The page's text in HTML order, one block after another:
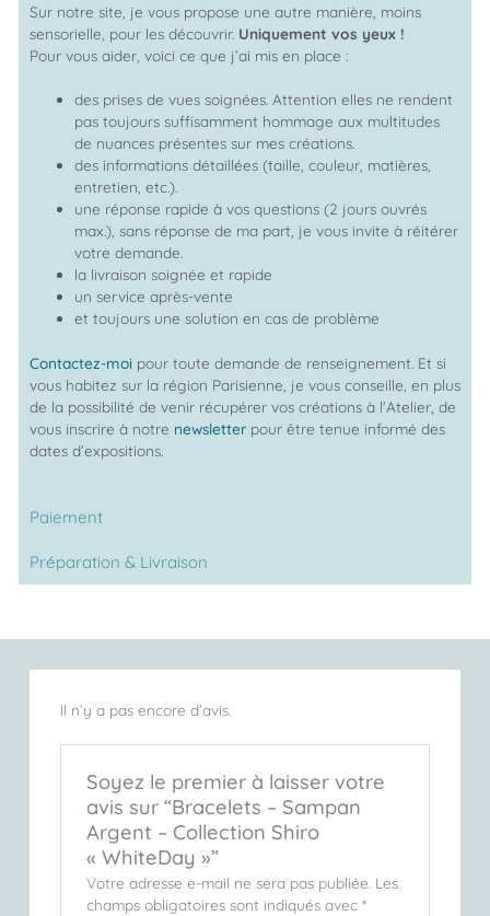
Sur notre site, je vous propose une autre manière, moins
sensorielle, pour les découvrir. Uniquement vos yeux !
Pour vous aider, voici ce que j’ai mis en place :
des prises de vues soignées. Attention elles ne rendent
pas toujours suffisamment hommage aux multitudes
de nuances présentes sur mes créations.
des informations détaillées (taille, couleur, matières,
entretien, etc.).
une réponse rapide à vos questions (2 jours ouvrés
max.), sans réponse de ma part, je vous invite à réitérer
votre demande.
la livraison soignée et rapide
un service après-vente
et toujours une solution en cas de problème
Contactez-moi pour toute demande de renseignement. Et si
vous habitez sur la région Parisienne, je vous conseille, en plus
de la possibilité de venir récupérer vos créations à l’Atelier, de
vous inscrire à notre newsletterpour être tenue informé des
dates d’expositions.
Paiement
Préparation & Livraison
Il n’y a pas encore d’avis.
Soyez le premier à laisser votre
avis sur “Bracelets – Sampan
Argent – Collection Shiro
« WhiteDay »”
Votre adresse e-mail ne sera pas publiée. Les
champs obligatoires sont indiqués avec *